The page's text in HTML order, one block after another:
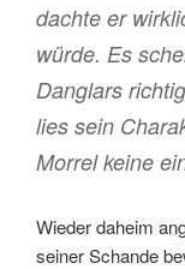
dachte er
würde. Es
Danglars
lies sein
Morrel keine
Wieder daheim
seiner Schande